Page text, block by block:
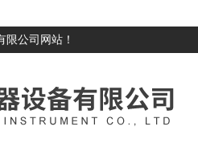
公司网站！